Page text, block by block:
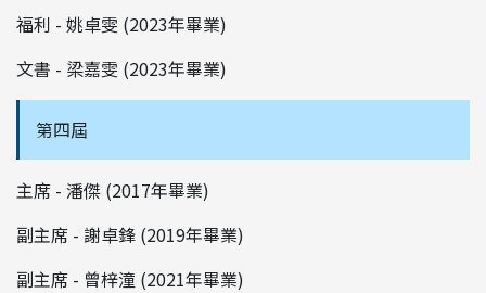
福利 - 姚卓雯 (2023年畢業)
文書 - 梁嘉雯 (2023年畢業)
第四屆
主席 - 潘傑 (2017年畢業)
副主席 - 謝卓鋒 (2019年畢業)
副主席 - 曾梓潼 (2021年畢業)